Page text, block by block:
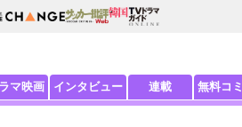
マ映画 インタビュー 連載 無料コ